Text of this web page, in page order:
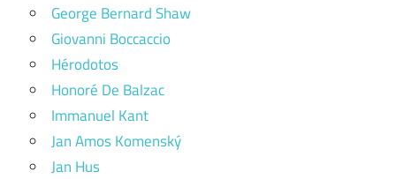
George Bernard Shaw
Giovanni Boccaccio
Hérodotos
Honoré De Balzac
Immanuel Kant
Jan Amos Komenský
Jan Hus